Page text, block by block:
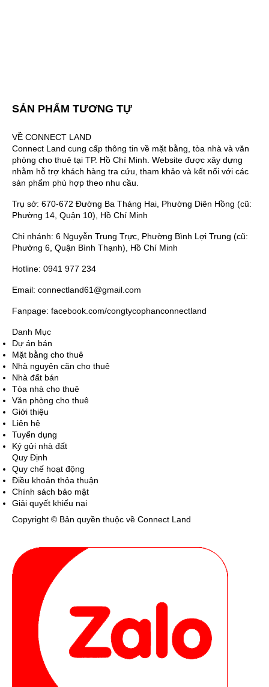
SẢN PHẨM TƯƠNG TỰ
VỀ CONNECT LAND
Connect Land cung cấp thông tin về mặt bằng, tòa nhà và văn
phòng cho thuê tại TP. Hồ Chí Minh. Website được xây dựng
nhằm hỗ trợ khách hàng tra cứu, tham khảo và kết nối với các
sản phẩm phù hợp theo nhu cầu.
Trụ sở: 670-672 Đường Ba Tháng Hai, Phường Diên Hồng (cũ:
Phường 14, Quận 10), Hồ Chí Minh
Chi nhánh: 6 Nguyễn Trung Trực, Phường Bình Lợi Trung (cũ:
Phường 6, Quận Bình Thạnh), Hồ Chí Minh
Hotline: 0941 977 234
Email: connectland61@gmail.com
Fanpage: facebook.com/congtycophanconnectland
Danh Mục
Dự án bán
Mặt bằng cho thuê
Nhà nguyên căn cho thuê
Nhà đất bán
Tòa nhà cho thuê
Văn phòng cho thuê
Giới thiệu
Liên hệ
Tuyển dụng
Ký gửi nhà đất
Quy Định
Quy chế hoạt động
Điều khoản thỏa thuận
Chính sách bảo mật
Giải quyết khiếu nại
Copyright © Bản quyền thuộc về Connect Land